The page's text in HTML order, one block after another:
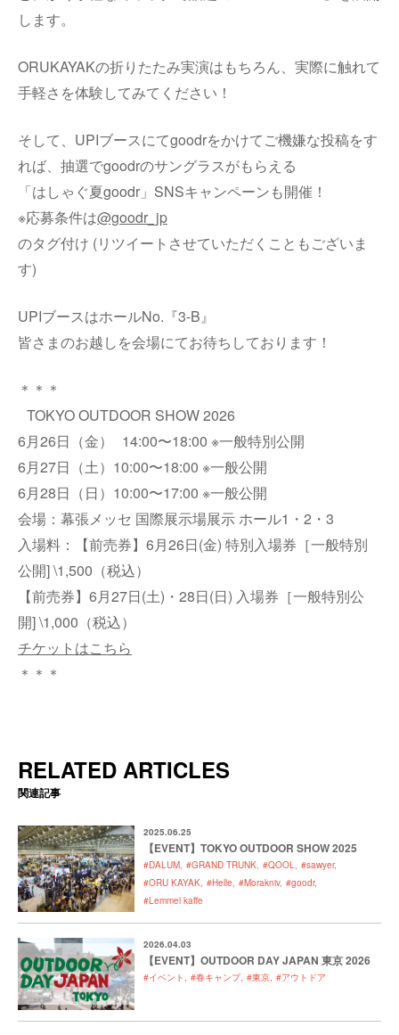
します。
ORUKAYAKの折りたたみ実演はもちろん、実際に触れて
手軽さを体験してみてください！
そして、UPIブースにてgoodrをかけてご機嫌な投稿をす
れば、抽選でgoodrのサングラスがもらえる
「はしゃぐ夏goodr」SNSキャンペーンも開催！
※応募条件は@goodr_jp
のタグ付け (リツイートさせていただくこともございま
す)
UPIブースはホールNo.『3-B』
皆さまのお越しを会場にてお待ちしております！
＊＊＊
TOKYO OUTDOOR SHOW 2026
6月26日（金） 14:00〜18:00 ※一般特別公開
6月27日（土）10:00〜18:00 ※一般公開
6月28日（日）10:00〜17:00 ※一般公開
会場：幕張メッセ 国際展示場展示 ホール1・2・3
入場料：【前売券】6月26日(金) 特別入場券［一般特別
公開] \1,500（税込）
【前売券】6月27日(土)・28日(日) 入場券［一般特別公
開] \1,000（税込）
チケットはこちら
＊＊＊
RELATED ARTICLES
関連記事
2025.06.25
【EVENT】TOKYO OUTDOOR SHOW 2025
#DALUM #GRAND TRUNK #QOOL
#sawyer
#ORU KAYAK #Helle #Morakniv #goodr
#Lemmel kaffe
2026.04.03
【EVENT】OUTDOOR DAY JAPAN 東京 2026
#イベント #春キャンプ #東京 #アウトドア